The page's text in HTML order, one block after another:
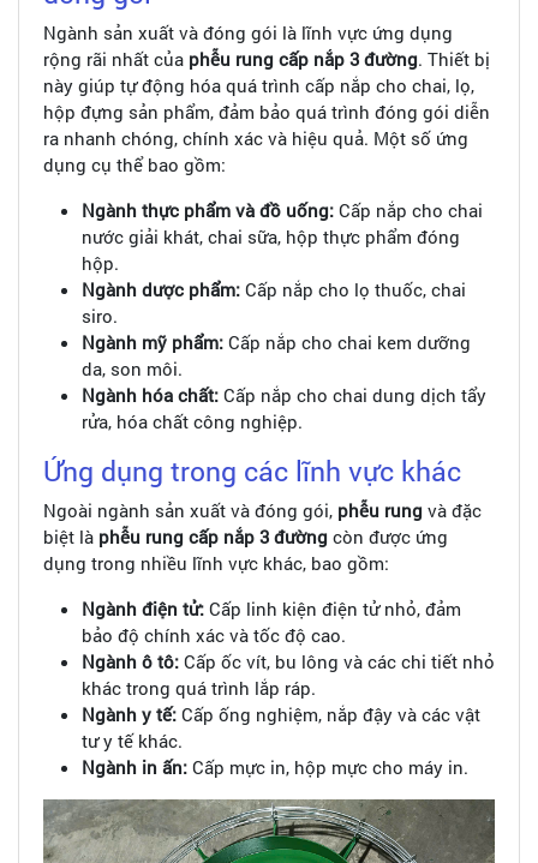
Ngành sản xuất và đóng gói là lĩnh vực ứng dụng
rộng rãi nhất của phễu rung cấp nắp 3 đường. Thiết bị
này giúp tự động hóa quá trình cấp nắp cho chai, lọ,
hộp đựng sản phẩm, đảm bảo quá trình đóng gói diễn
ra nhanh chóng, chính xác và hiệu quả. Một số ứng
dụng cụ thể bao gồm:
Ngành thực phẩm và đồ uống: Cấp nắp cho chai
nước giải khát, chai sữa, hộp thực phẩm đóng
hộp.
Ngành dược phẩm: Cấp nắp cho lọ thuốc, chai
siro.
Ngành mỹ phẩm: Cấp nắp cho chai kem dưỡng
da, son môi.
Ngành hóa chất: Cấp nắp cho chai dung dịch tẩy
rửa, hóa chất công nghiệp.
Ứng dụng trong các lĩnh vực khác
Ngoài ngành sản xuất và đóng gói, phễu rung và đặc
biệt là phễu rung cấp nắp 3 đường còn được ứng
dụng trong nhiều lĩnh vực khác, bao gồm:
Ngành điện tử: Cấp linh kiện điện tử nhỏ, đảm
bảo độ chính xác và tốc độ cao.
Ngành ô tô: Cấp ốc vít, bu lông và các chi tiết nhỏ
khác trong quá trình lắp ráp.
Ngành y tế: Cấp ống nghiệm, nắp đậy và các vật
tư y tế khác.
Ngành in ấn: Cấp mực in, hộp mực cho máy in.